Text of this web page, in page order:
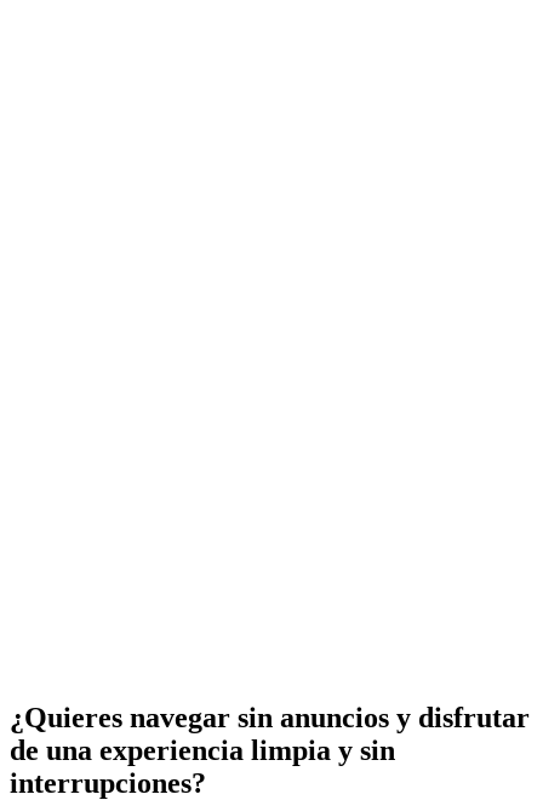
¿Quieres navegar sin anuncios y disfrutar
de una experiencia limpia y sin
interrupciones?